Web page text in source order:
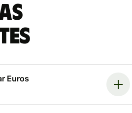
Euros